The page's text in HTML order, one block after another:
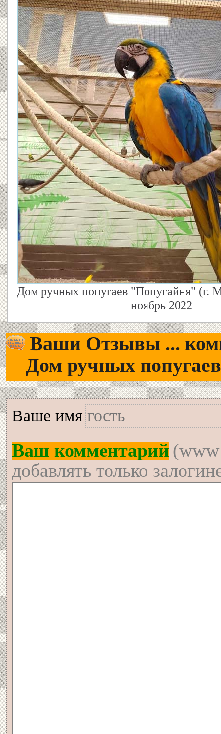
Дом ручных попугаев "Попугайня" (г.
ноябрь 2022
Ваши Отзывы ...
Дом ручных
Вашe имя
Ваш комментарий
добавлять только